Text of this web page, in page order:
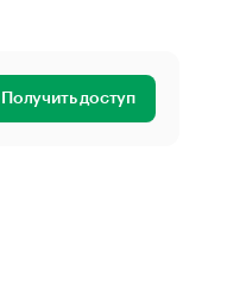
Получить доступ